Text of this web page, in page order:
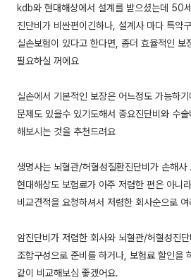
kdb와 현대해상에서 설계를 받으셨는데 50
진단비가 비싼편이긴하나, 설계사 마다 특약
실손보험이 있다고 한다면, 좀더 효율적인 보
필요하실 꺼에요
실손에서 기본적인 보장은 어느정도 가능하기
문제도 있을수 있기도해서 중요진단비와 수
해보시는 것을 추천드려요
생명사는 뇌혈관/허혈성질환진단비가 손해사
현대해상도 보험료가 아주 저렴한 편은 아니
비교견적을 요청하셔서 저렴한 회사순으로
암진단비가 저렴한 회사와 뇌혈관/허혈성진
조합구성으로 준비를 하거나, 보험료 할인을
같이 비교해보심 좋겠어요.